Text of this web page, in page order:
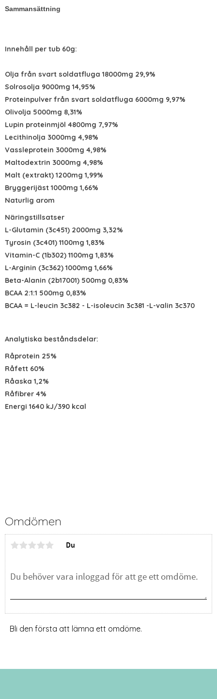
Sammansättning
Innehåll per tub 60g:
Olja från svart soldatfluga 18000mg 29,9%
Solrosolja 9000mg 14,95%
Proteinpulver från svart soldatfluga 6000mg 9,97%
Olivolja 5000mg 8,31%
Lupin proteinmjöl 4800mg 7,97%
Lecithinolja 3000mg 4,98%
Vassleprotein 3000mg 4,98%
Maltodextrin 3000mg 4,98%
Malt (extrakt) 1200mg 1,99%
Bryggerijäst 1000mg 1,66%
Naturlig arom
Näringstillsatser
L-Glutamin (3c451) 2000mg 3,32%
Tyrosin (3c401) 1100mg 1,83%
Vitamin-C (1b302) 1100mg 1,83%
L-Arginin (3c362) 1000mg 1,66%
Beta-Alanin (2b17001) 500mg 0,83%
BCAA 2:1:1 500mg 0,83%
BCAA = L-leucin 3c382 - L-isoleucin 3c381 -L-valin 3c370
Analytiska beståndsdelar:
Råprotein 25%
Råfett 60%
Råaska 1,2%
Råfibrer 4%
Energi 1640 kJ/390 kcal
Omdömen
Du
Bli den första att lämna ett omdöme.